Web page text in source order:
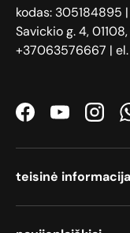
kodas: 305184895 |
Savickio g. 4,
+37063576667 |
FacebookYouTube
teisinė